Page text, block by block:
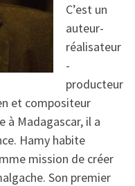
C’est un
auteur-
réalisateur
-
producteur
et compositeur
à Madagascar, il a
Hamy habite
mission de créer
Son premier